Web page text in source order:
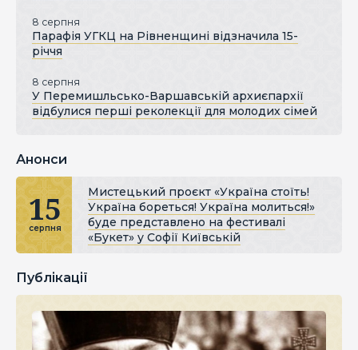
8 серпня
Парафія УГКЦ на Рівненщині відзначила 15-
річчя
8 серпня
У Перемишльсько-Варшавській архиєпархії
відбулися перші реколекції для молодих сімей
Анонси
15
серпня
Мистецький проєкт «Україна стоїть!
Україна бореться! Україна молиться!»
буде представлено на фестивалі
«Букет» у Софії Київській
Публікації